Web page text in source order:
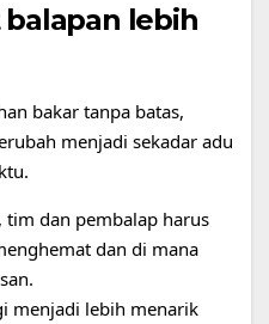
lebih
bakar tanpa batas,
menjadi sekadar adu
tim dan pembalap harus
dan di mana
menjadi lebih menarik